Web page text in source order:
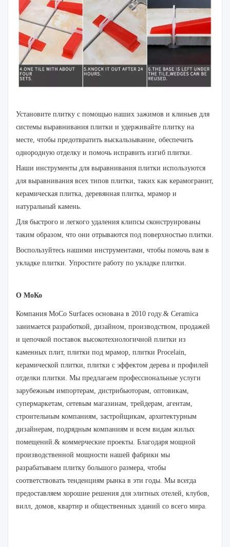
Установите плитку с помощью наших зажимов и клиньев для
системы выравнивания плитки и удерживайте плитку на
месте, чтобы предотвратить выскальзывание, обеспечить
однородную отделку и помочь исправить изгиб плитки.
Наши инструменты для выравнивания плитки используются
для выравнивания всех типов плитки, таких как керамогранит,
керамическая плитка, деревянная плитка, мрамор и
натуральный камень.
Для быстрого и легкого удаления клипсы сконструированы
таким образом, что они отрываются под поверхностью плитки.
Воспользуйтесь нашими инструментами, чтобы помочь вам в
укладке плитки. Упростите работу по укладке плитки.
О МоКо
Компания MoCo Surfaces основана в 2010 году.& Ceramica
занимается разработкой, дизайном, производством, продажей
и цепочкой поставок высокотехнологичной плитки из
каменных плит, плитки под мрамор, плитки Procelain,
керамической плитки, плитки с эффектом дерева и профилей
отделки плитки. Мы предлагаем профессиональные услуги
зарубежным импортерам, дистрибьюторам, оптовикам,
супермаркетам, сетевым магазинам, трейдерам, агентам,
строительным компаниям, застройщикам, архитектурным
дизайнерам, подрядным компаниям и всем видам жилых
помещений.& коммерческие проекты. Благодаря мощной
производственной мощности нашей фабрики мы
разрабатываем плитку большого размера, чтобы
соответствовать тенденциям рынка в эти годы. Мы всегда
предоставляем хорошие решения для элитных отелей, клубов,
вилл, домов, квартир и общественных зданий со всего мира.